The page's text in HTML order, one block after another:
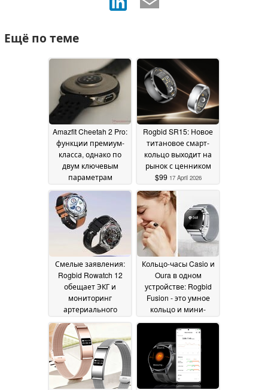
Ещё по теме
Amazfit Cheetah 2 Pro:
функции премиум-
класса, однако по
двум ключевым
параметрам
устройство уступает
моделям « Apple » и
Garmin07 July 2026
Rogbid SR15: Новое
титановое смарт-
кольцо выходит на
рынок с ценником
$99 17 April 2026
Смелые заявления:
Rogbid Rowatch 12
обещает ЭКГ и
мониторинг
артериального
давления по
бюджетной цене
March 2026
Кольцо-часы Casio и
Oura в одном
устройстве: Rogbid
Fusion - это умное
кольцо и мини-
смарт-часы30 January
2026